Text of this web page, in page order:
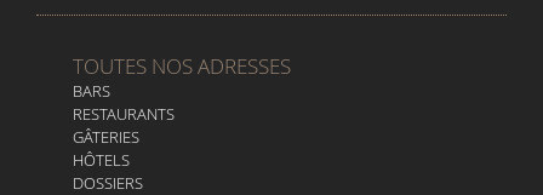
TOUTES NOS ADRESSES
BARS
RESTAURANTS
GÂTERIES
HÔTELS
DOSSIERS